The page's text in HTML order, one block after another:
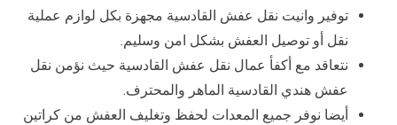
توفير وانيت نقل عفش القادسية مجهزة بكل لوازم عملية
نقل أو توصيل العفش بشكل امن وسليم.
نتعاقد مع أكفأ عمال نقل عفش القادسية حيث نؤمن نقل
عفش هندي القادسية الماهر والمحترف.
أيضا نوفر جميع المعدات لحفظ وتغليف العفش من كراتين